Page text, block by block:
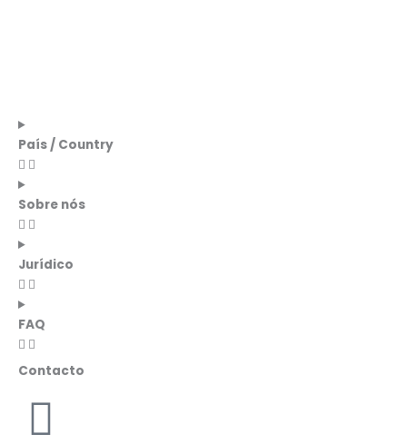
País / Country
Sobre nós
Jurídico
FAQ
Contacto